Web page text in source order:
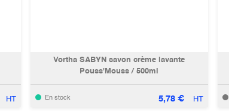
HT
Vortha SABYN savon crème lavante
Pouss'Mouss / 500ml
En stock 5,78€ HT